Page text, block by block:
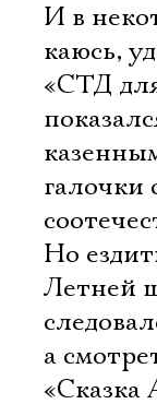
И в
каюсь,
«СТД
галочки
Но
Летней
а
«Сказка